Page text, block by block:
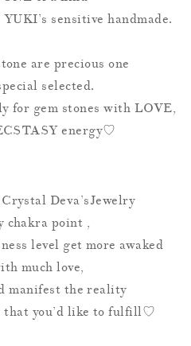
sensitive handmade.
are precious one
selected.
for gem stones with LOVE,
energy♡
Deva’sJewelry
chakra point ,
level get more awaked
much love,
manifest the reality
that you’d like to fulfill♡